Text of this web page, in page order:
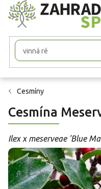
Přejít
na
obsah
Cesmíny
Cesmína
Ilex x meserveae 'Blue